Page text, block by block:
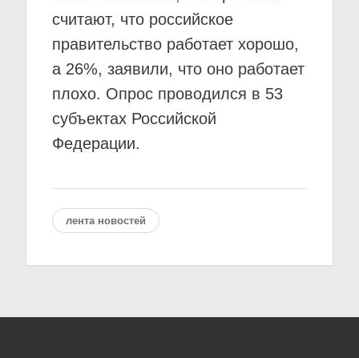
считают, что российское
правительство работает хорошо,
а 26%, заявили, что оно работает
плохо. Опрос проводился в 53
субъектах Российской
Федерации.
лента новостей